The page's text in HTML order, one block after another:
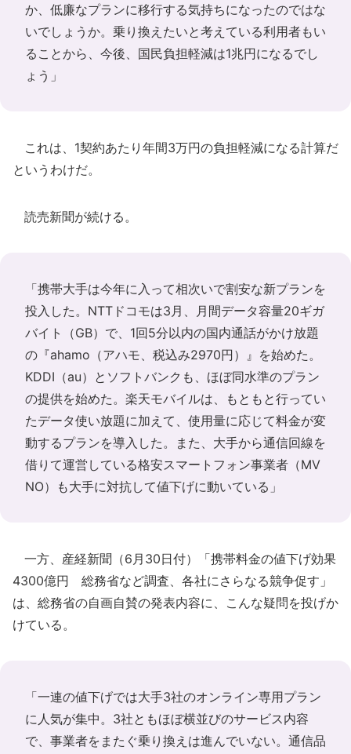
か、低廉なプランに移行する気持ちになったのではな
いでしょうか。乗り換えたいと考えている利用者もい
ることから、今後、国民負担軽減は1兆円になるでし
ょう」
これは、1契約あたり年間3万円の負担軽減になる計算だ
というわけだ。
読売新聞が続ける。
「携帯大手は今年に入って相次いで割安な新プランを
投入した。NTTドコモは3月、月間データ容量20ギガ
バイト（GB）で、1回5分以内の国内通話がかけ放題
の『ahamo（アハモ、税込み2970円）』を始めた。
KDDI（au）とソフトバンクも、ほぼ同水準のプラン
の提供を始めた。楽天モバイルは、もともと行ってい
たデータ使い放題に加えて、使用量に応じて料金が変
動するプランを導入した。また、大手から通信回線を
借りて運営している格安スマートフォン事業者（MV
NO）も大手に対抗して値下げに動いている」
一方、産経新聞（6月30日付）「携帯料金の値下げ効果
4300億円 総務省など調査、各社にさらなる競争促す」
は、総務省の自画自賛の発表内容に、こんな疑問を投げか
けている。
「一連の値下げでは大手3社のオンライン専用プラン
に人気が集中。3社ともほぼ横並びのサービス内容
で、事業者をまたぐ乗り換えは進んでいない。通信品